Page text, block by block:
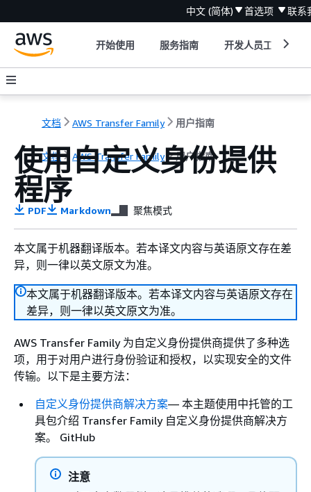
中文 (简体) 首选项 联系
开始使用 服务指南 开发人员工具
文档 AWS Transfer Family 用户指南
文档 AWS Transfer Family 用户指南
使用自定义身份提供
程序
PDF Markdown 聚焦模式
本文属于机器翻译版本。若本译文内容与英语原文存在差
异，则一律以英文原文为准。
本文属于机器翻译版本。若本译文内容与英语原文存在
差异，则一律以英文原文为准。
AWS Transfer Family 为自定义身份提供商提供了多种选
项，用于对用户进行身份验证和授权，以实现安全的文件
传输。以下是主要方法：
自定义身份提供商解决方案— 本主题使用中托管的工
具包介绍 Transfer Family 自定义身份提供商解决方
案。 GitHub
注意